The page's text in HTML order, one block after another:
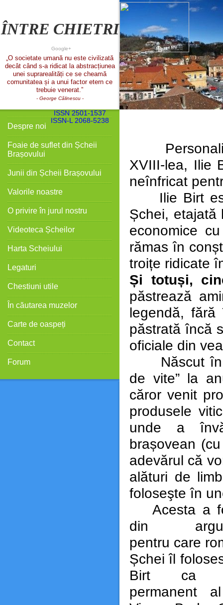
ÎNTRE CHIETRI
Google+
„O societate umană nu este civilizată
decât când s-a ridicat la abstracțiunea
unei suprarealități ce se cheamă
comunitatea și a unui factor etern ce
trebuie venerat.”
- George Călinescu-
ISSN 2501-1537
ISSN-L 2068-5238
Despre noi
Foaie de suflet din Șcheii
Brașovului
Junii din Șcheii Brașovului
Valorile noastre
O privire în jurul nostru
Videoteca Șcheilor
Harta Scheiului
Legaturi
Chestiuni utile
În căutarea muzelor
Carte de oaspeți
Contact
Forum
XVIII-lea, Ilie
neînfricat
Ilie Birt
Șchei, etajată
economice
rămas în
troițe ridicate
Și totuși,
păstrează
legendă,
păstrată încă
oficiale din
Născut în
de vite” la
căror venit
produsele
unde a
brașovean
adevărul că
alături de
foloseşte în
Acesta a
din
pentru care
Șchei îl
Birt ca
permanent